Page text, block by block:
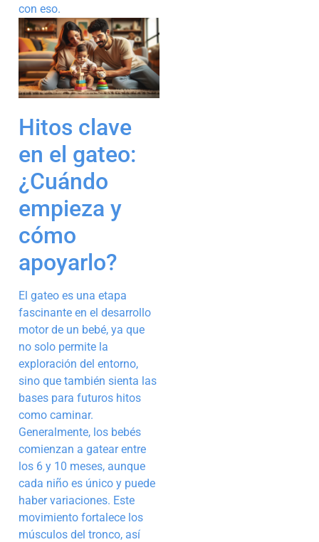
con eso.
Hitos clave
en el gateo:
¿Cuándo
empieza y
cómo
apoyarlo?
El gateo es una etapa
fascinante en el desarrollo
motor de un bebé, ya que
no solo permite la
exploración del entorno,
sino que también sienta las
bases para futuros hitos
como caminar.
Generalmente, los bebés
comienzan a gatear entre
los 6 y 10 meses, aunque
cada niño es único y puede
haber variaciones. Este
movimiento fortalece los
músculos del tronco, así